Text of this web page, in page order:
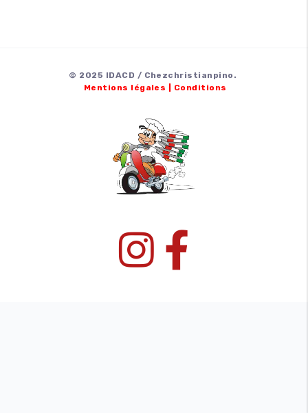
© 2025 IDACD / Chezchristianpino.
Mentions légales
Conditions